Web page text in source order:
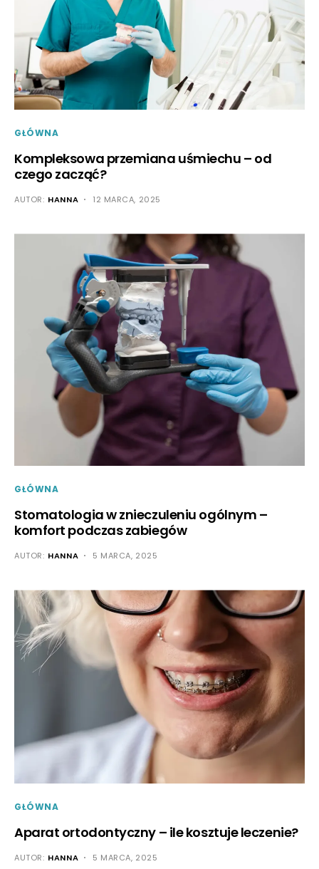
GŁÓWNA
Kompleksowa przemiana uśmiechu – od
czego zacząć?
AUTOR: HANNA 12 MARCA, 2025
GŁÓWNA
Stomatologia w znieczuleniu ogólnym –
komfort podczas zabiegów
AUTOR: HANNA 5 MARCA, 2025
GŁÓWNA
Aparat ortodontyczny – ile kosztuje leczenie?
AUTOR: HANNA 5 MARCA, 2025